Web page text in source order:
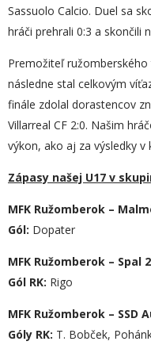
Sassuolo Calcio. Duel sa
hráči prehrali 0:3 a skončili
Premožiteľ ružomberského
následne stal celkovým
finále zdolal dorastencov
Villarreal CF 2:0. Našim
výkon, ako aj za výsledky v
Zápasy našej U17 v
MFK Ružomberok –
Gól: Dopater
MFK Ružomberok – Spal
Gól RK: Rigo
MFK Ružomberok – SSD
Góly RK: T. Bobček,